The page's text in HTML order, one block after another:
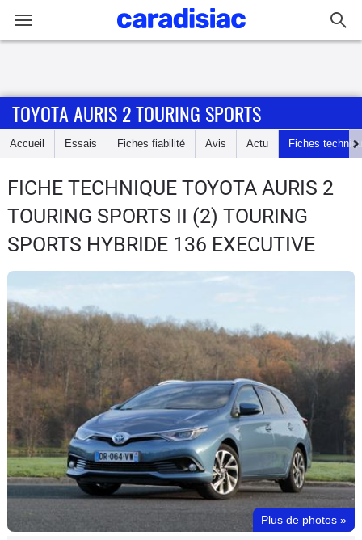
Accueil
Essais
Guide
d'achat
Electriques
Utilitaires
Flottes
Auto
Services
Forum
Moto
TOYOTA AURIS 2 TOURING SPORTS
Accueil Essais Fiches fiabilité Avis Actu Fiches
FICHE TECHNIQUE TOYOTA AURIS 2
TOURING SPORTS II (2) TOURING
SPORTS HYBRIDE 136 EXECUTIVE
Plus de photos »